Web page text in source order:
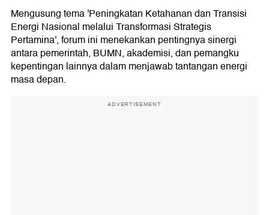
Mengusung tema 'Peningkatan Ketahanan dan Transisi
Energi Nasional melalui Transformasi Strategis
Pertamina', forum ini menekankan pentingnya sinergi
antara pemerintah, BUMN, akademisi, dan pemangku
kepentingan lainnya dalam menjawab tantangan energi
masa depan.
ADVERTISEMENT